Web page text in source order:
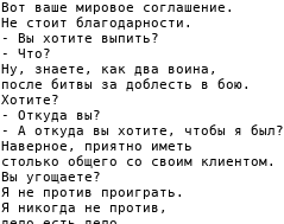
Вот ваше мировое соглашение.
Не стоит благодарности.
- Вы хотите выпить?
- Что?
Ну, знаете, как два воина,
после битвы за доблесть в бою.
Хотите?
- Откуда вы?
- А откуда вы хотите, чтобы я был?
Наверное, приятно иметь
столько общего со своим клиентом.
Вы угощаете?
Я не против проиграть.
Я никогда не против,